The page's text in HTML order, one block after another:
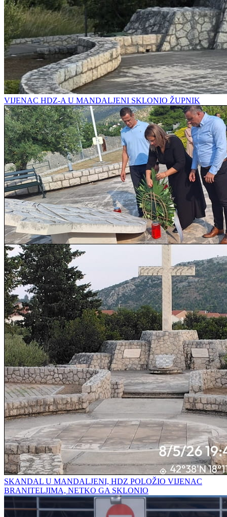
VIJENAC HDZ-A U MANDALJENI SKLONIO ŽUPNIK
SKANDAL U MANDALJENI, HDZ POLOŽIO VIJENAC
BRANITELJIMA, NETKO GA SKLONIO